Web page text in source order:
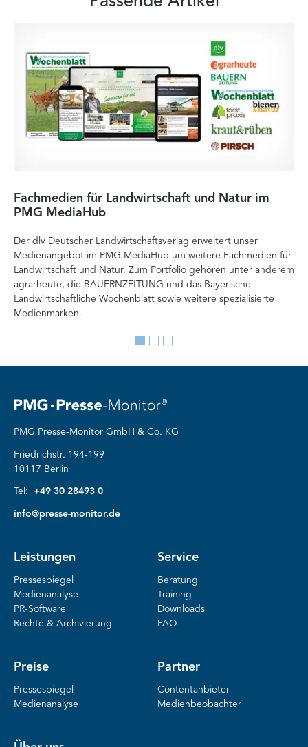
Fachmedien für Landwirtschaft und Natur im
PMG MediaHub
Der dlv Deutscher Landwirtschaftsverlag erweitert unser
Medienangebot im PMG MediaHub um weitere Fachmedien für
Landwirtschaft und Natur. Zum Portfolio gehören unter anderem
agrarheute, die BAUERNZEITUNG und das Bayerische
Landwirtschaftliche Wochenblatt sowie weitere spezialisierte
Medienmarken.
Go
slide
Go
slide
Go
slide
PMG Presse-Monitor GmbH & Co. KG
Friedrichstr. 194-199
10117 Berlin
Tel: +49 30 28493 0
info@presse-monitor.de
Leistungen
Pressespiegel
Medienanalyse
PR-Software
Rechte & Archivierung
Service
Beratung
Training
Downloads
FAQ
Preise
Pressespiegel
Medienanalyse
Partner
Contentanbieter
Medienbeobachter